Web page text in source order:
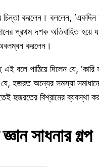
চিন্তা করলেন। বললেন,
প্রথম দশক অতিবাহিত হয়ে
করলেন।
এই বলে পাঠিয়ে দিলেন
যে, হজরত অন্যের সমস্যা
হজরতের বিশ্রামের ব্যবস্থা
সাধনার গল্প